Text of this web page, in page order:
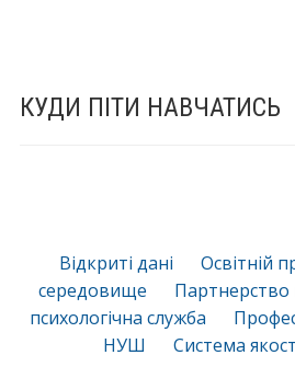
КУДИ ПІТИ НАВЧАТИСЬ
Відкриті дані Освітній
середовище
Партнерство
психологічна служба
НУШ
Система